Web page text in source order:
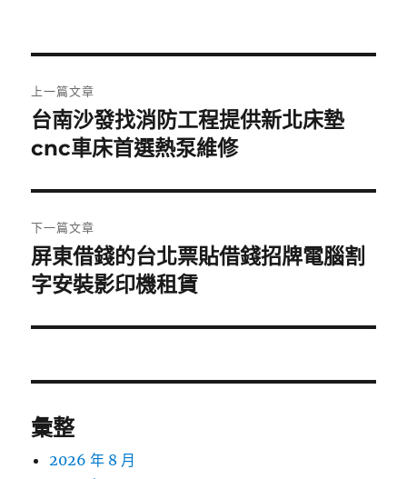
章
導
覽
上一篇文章
上
一
文
章:
台南沙發找消防工程提供新北床墊
cnc車床首選熱泵維修
下一篇文章
下
一
文
屏東借錢的台北票貼借錢招牌電腦割
字安裝影印機租賃
彙整
2026 年 8 月